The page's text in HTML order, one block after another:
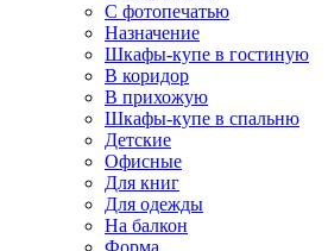
С фотопечатью
Назначение
Шкафы-купе в гостиную
В коридор
В прихожую
Шкафы-купе в спальню
Детские
Офисные
Для книг
Для одежды
На балкон
Форма